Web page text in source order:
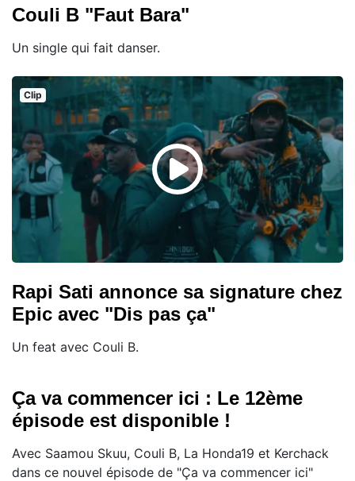
Couli B "Faut Bara"
Un single qui fait danser.
Clip
Rapi Sati annonce sa signature chez
Epic avec "Dis pas ça"
Un feat avec Couli B.
Ça va commencer ici : Le 12ème
épisode est disponible !
Avec Saamou Skuu, Couli B, La Honda19 et Kerchack
dans ce nouvel épisode de "Ça va commencer ici"